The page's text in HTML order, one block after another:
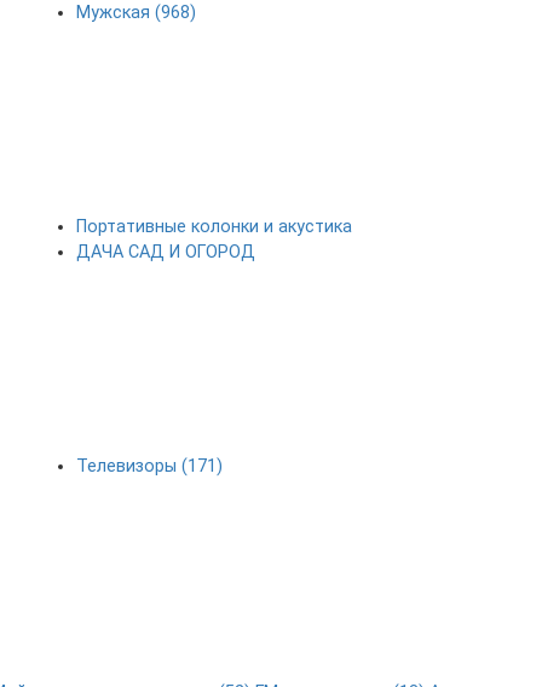
Мужская (968)
Портативные колонки и акустика
ДАЧА САД И ОГОРОД
Телевизоры (171)